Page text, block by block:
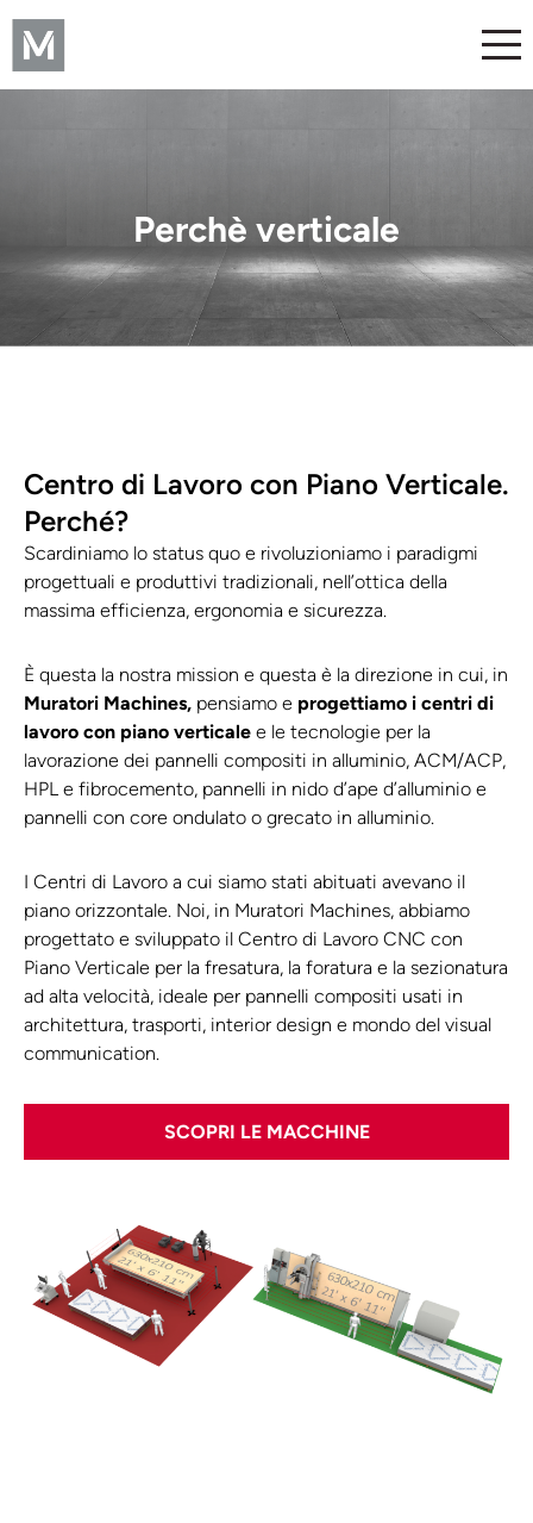
Perchè verticale
Centro di Lavoro con Piano Verticale.
Perché?
Scardiniamo lo status quo e rivoluzioniamo i paradigmi
progettuali e produttivi tradizionali, nell’ottica della
massima efficienza, ergonomia e sicurezza.
È questa la nostra mission e questa è la direzione in cui, in
Muratori Machines, pensiamo e progettiamo i centri di
lavoro con piano verticale e le tecnologie per la
lavorazione dei pannelli compositi in alluminio, ACM/ACP,
HPL e fibrocemento, pannelli in nido d’ape d’alluminio e
pannelli con core ondulato o grecato in alluminio.
I Centri di Lavoro a cui siamo stati abituati avevano il
piano orizzontale. Noi, in Muratori Machines, abbiamo
progettato e sviluppato il Centro di Lavoro CNC con
Piano Verticale per la fresatura, la foratura e la sezionatura
ad alta velocità, ideale per pannelli compositi usati in
architettura, trasporti, interior design e mondo del visual
communication.
SCOPRI LE MACCHINE